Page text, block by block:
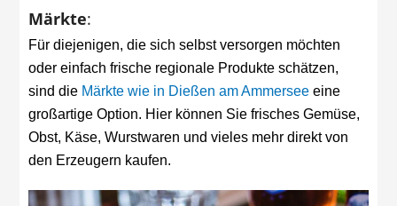
Märkte:
Für diejenigen, die sich selbst versorgen möchten
oder einfach frische regionale Produkte schätzen,
sind die Märkte wie in Dießen am Ammersee eine
großartige Option. Hier können Sie frisches Gemüse,
Obst, Käse, Wurstwaren und vieles mehr direkt von
den Erzeugern kaufen.